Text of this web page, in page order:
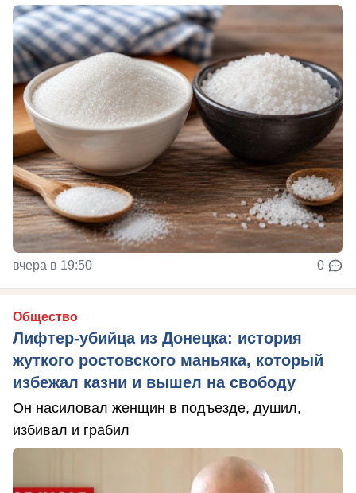
вчера в 19:50 0
Общество
Лифтер-убийца из Донецка: история
жуткого ростовского маньяка, который
избежал казни и вышел на свободу
Он насиловал женщин в подъезде, душил,
избивал и грабил